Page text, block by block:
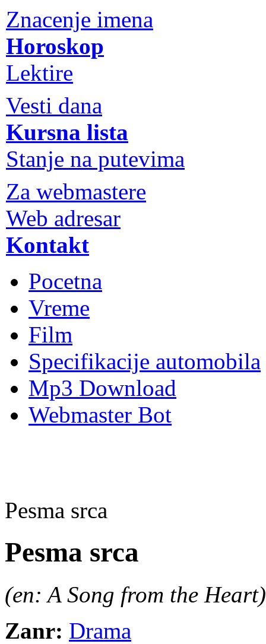
Znacenje imena
Horoskop
Lektire
Vesti dana
Kursna lista
Stanje na putevima
Za webmastere
Web adresar
Kontakt
Pocetna
Vreme
Film
Specifikacije automobila
Mp3 Download
Webmaster Bot
Pesma srca
Pesma srca
(en: A Song from the Heart)
Zanr: Drama